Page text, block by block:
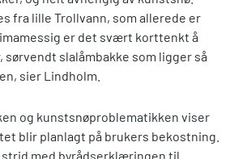
fra lille Trollvann, som allerede er
er det svært korttenkt å
sørvendt slalåmbakke som ligger så
sier Lindholm.
og kunstsnøproblematikken viser
blir planlagt på brukers bekostning.
strid med byrådserklæringen til